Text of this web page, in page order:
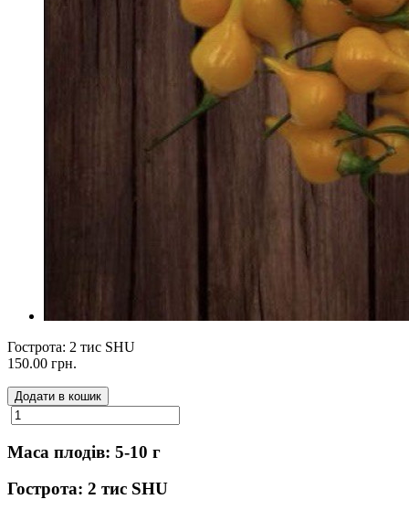
Гострота: 2 тис SHU
150.00 грн.
Додати в кошик
Маса плодів: 5-10 г
Гострота: 2 тис SHU